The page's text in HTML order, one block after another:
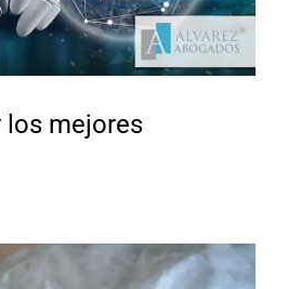
los mejores